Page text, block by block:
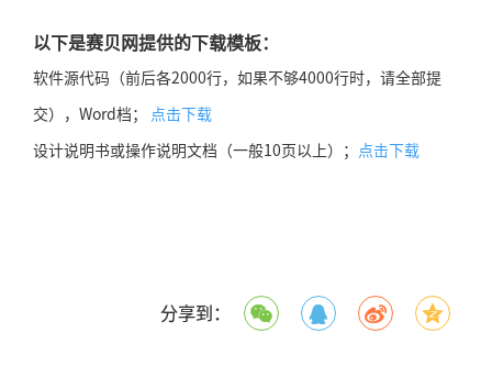
以下是赛贝网提供的下载模板：
软件源代码（前后各2000行，如果不够4000行时，请全部提
交），Word档； 点击下载
设计说明书或操作说明文档（一般10页以上）； 点击下载
分享到：